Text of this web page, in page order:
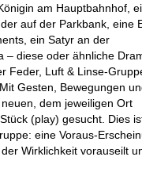
am Hauptbahnhof,
auf der Parkbank, eine
ein Satyr an der
– diese oder ähnliche
Feder, Luft & Linse-
Gesten, Bewegungen
dem jeweiligen Ort
(play) gesucht. Dies
eine Voraus-
Wirklichkeit vorauseilt